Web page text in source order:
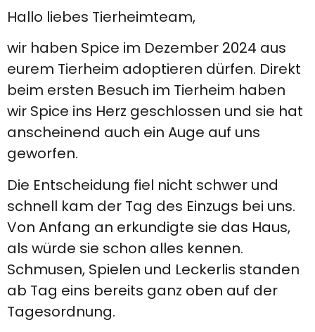
Hallo liebes Tierheimteam,
wir haben Spice im Dezember 2024 aus
eurem Tierheim adoptieren dürfen. Direkt
beim ersten Besuch im Tierheim haben
wir Spice ins Herz geschlossen und sie hat
anscheinend auch ein Auge auf uns
geworfen.
Die Entscheidung fiel nicht schwer und
schnell kam der Tag des Einzugs bei uns.
Von Anfang an erkundigte sie das Haus,
als würde sie schon alles kennen.
Schmusen, Spielen und Leckerlis standen
ab Tag eins bereits ganz oben auf der
Tagesordnung.